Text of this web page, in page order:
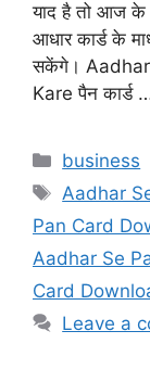
याद है तो आज के
आधार कार्ड के
सकेंगे।
Kare पैन कार्ड
Categories
business
Tags
Aadhar
Pan Card
Aadhar Se
Card
Leave a